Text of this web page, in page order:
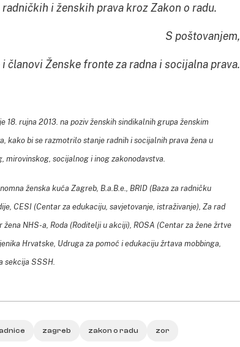
i ženskih prava kroz Zakon o radu.
S poštovanjem,
članovi Ženske fronte za radna i socijalna prava.
18. rujna 2013. na poziv ženskih sindikalnih grupa ženskim
kako bi se razmotrilo stanje radnih i socijalnih prava žena u
socijalnog i inog zakonodavstva.
ženska kuća Zagreb, B.a.B.e., BRID (Baza za radničku
CESI (Centar za edukaciju, savjetovanje, istraživanje), Za rad
NHS-a, Roda (Roditelji u akciji), ROSA (Centar za žene žrtve
Hrvatske, Udruga za pomoć i edukaciju žrtava mobbinga,
sekcija SSSH.
zagreb zakon o radu zor